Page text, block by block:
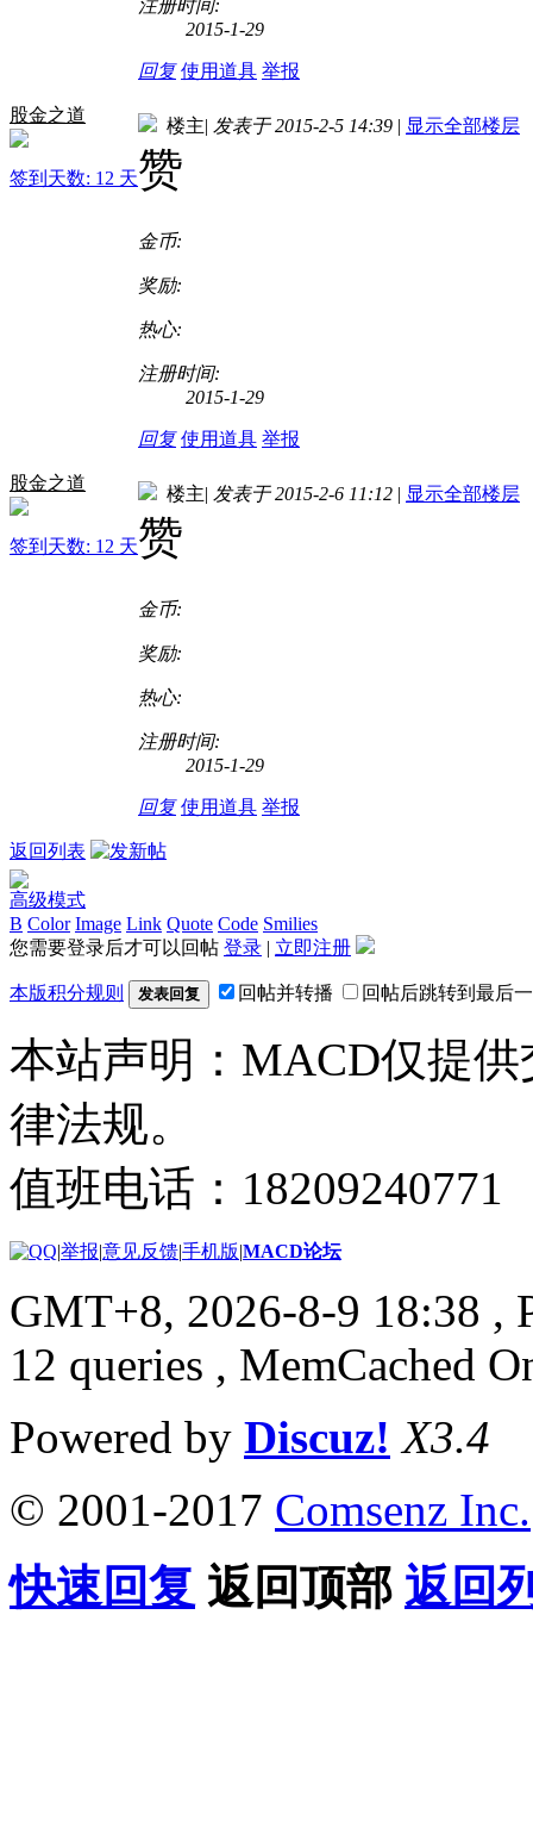
注册时间:
2015-1-29
回复 使用道具 举报
股金之道
签到天数: 12 天
楼主| 发表于 2015-2-5 14:39 | 显示全部楼层
赞
金币:
奖励:
热心:
注册时间:
2015-1-29
回复 使用道具 举报
股金之道
签到天数: 12 天
楼主| 发表于 2015-2-6 11:12 | 显示全部楼层
赞
金币:
奖励:
热心:
注册时间:
2015-1-29
回复 使用道具 举报
返回列表
高级模式
B Color Image Link Quote Code Smilies
您需要登录后才可以回帖 登录 | 立即注册
本版积分规则 发表回复 回帖并转播 回帖后跳转到最后
本站声明：MACD仅提
律法规。
值班电话：
|举报|意见反馈|手机版|MACD论坛
GMT+8, 2026-8-9 18:38 ,
12 queries , MemCached
Powered by Discuz! X3.4
© 2001-2017 Comsenz Inc.
快速回复 返回顶部 返回